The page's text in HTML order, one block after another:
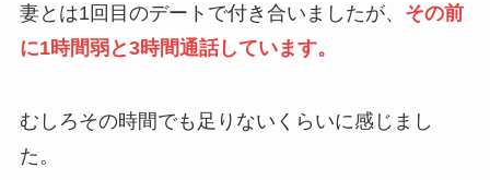
妻とは1回目のデートで付き合いましたが、 その前
に1時間弱と3時間通話しています。
むしろその時間でも足りないくらいに感じまし
た。